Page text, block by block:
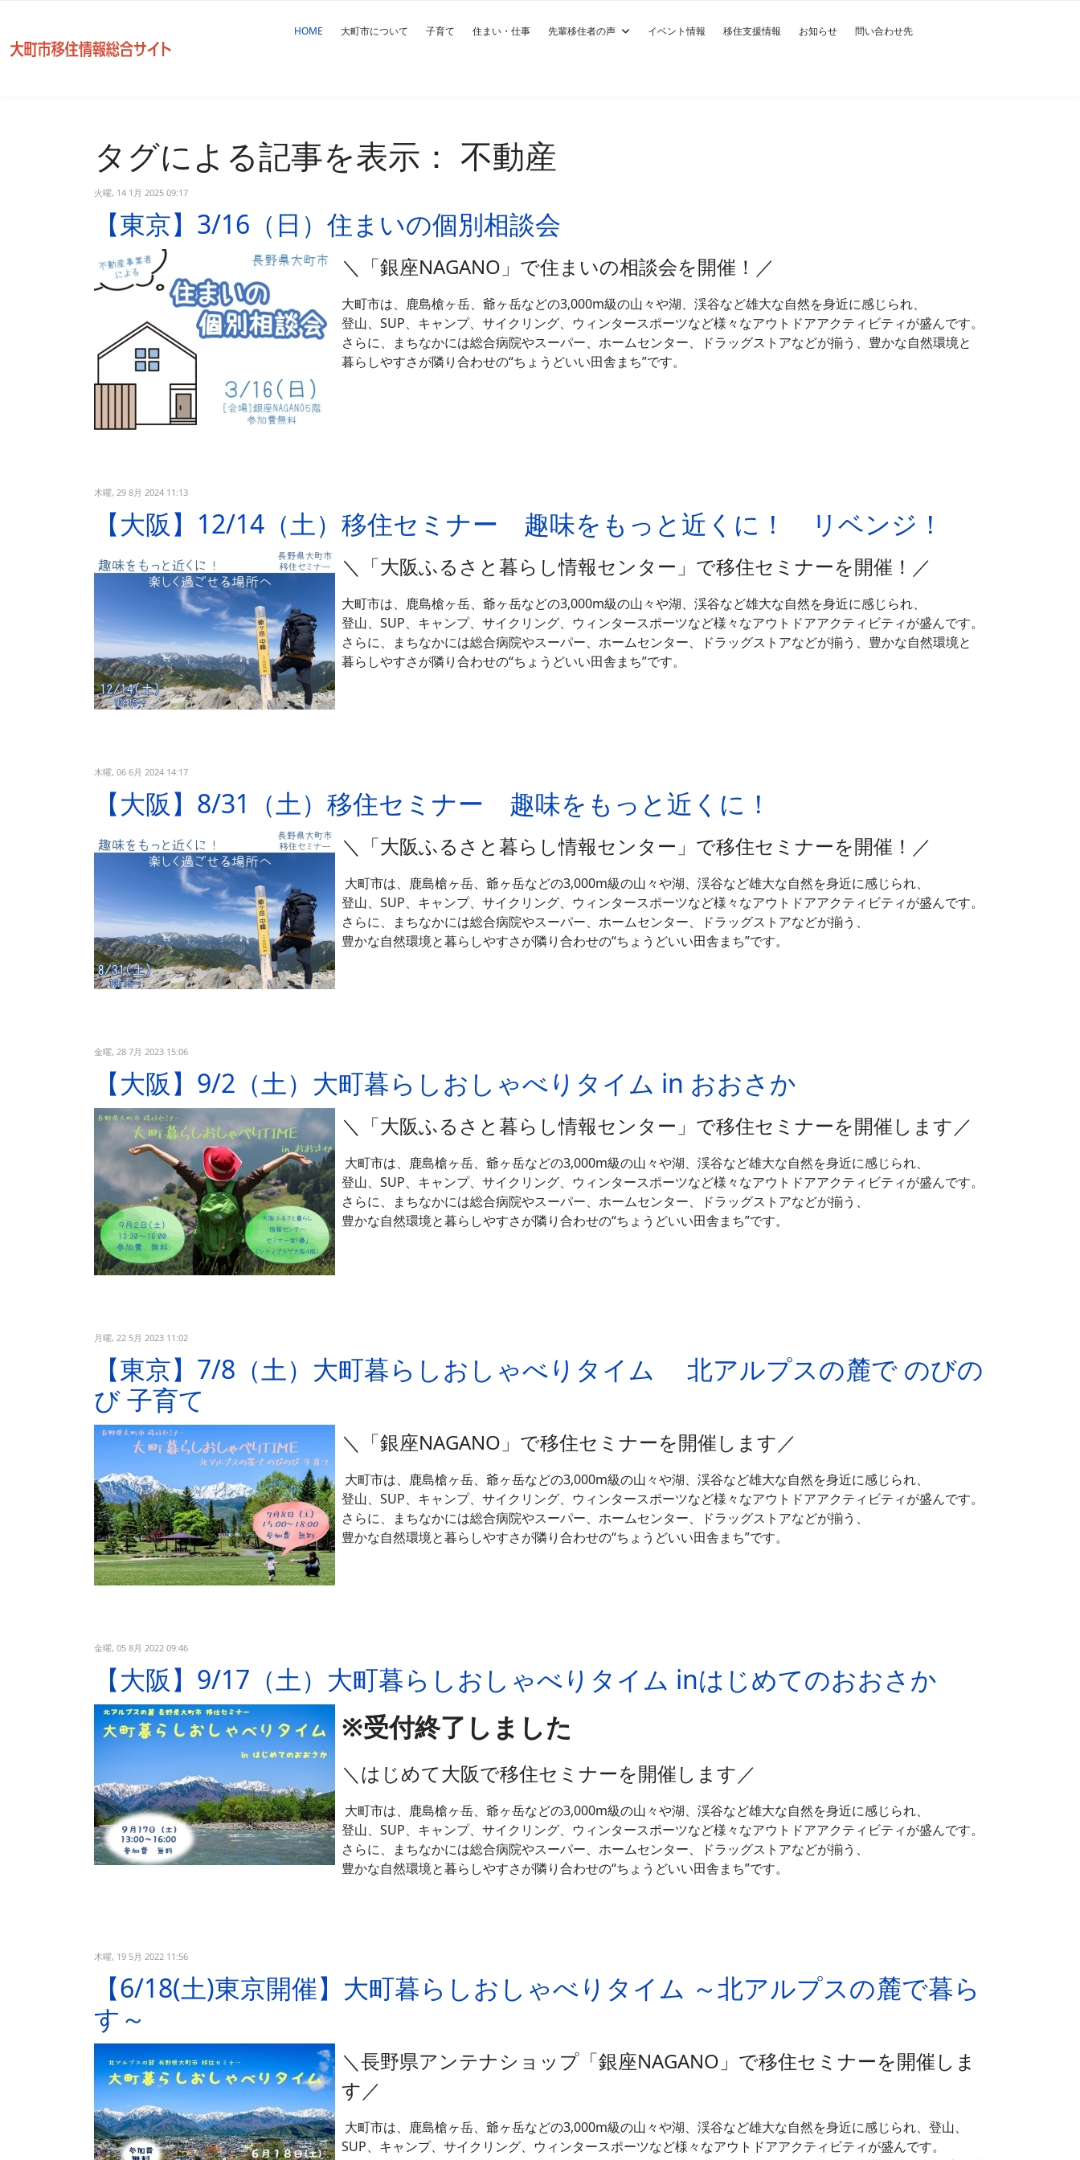
HOME 大町市について 子育て 住まい・仕事 先輩移住者の声 イベント情報 移住支援情報 お知らせ 問い合わせ先
タグによる記事を表示： 不動産
火曜, 14 1月 2025 09:17
【東京】3/16（日）住まいの個別相談会
＼「銀座NAGANO」で住まいの相談会を開催！／
大町市は、鹿島槍ヶ岳、爺ヶ岳などの3,000m級の山々や湖、渓谷など雄大な自然を身近に感じられ、
登山、SUP、キャンプ、サイクリング、ウィンタースポーツなど様々なアウトドアアクティビティが盛んです。
さらに、まちなかには総合病院やスーパー、ホームセンター、ドラッグストアなどが揃う、豊かな自然環境と
暮らしやすさが隣り合わせの“ちょうどいい田舎まち”です。
木曜, 29 8月 2024 11:13
【大阪】12/14（土）移住セミナー 趣味をもっと近くに！ リベンジ！
＼「大阪ふるさと暮らし情報センター」で移住セミナーを開催！／
大町市は、鹿島槍ヶ岳、爺ヶ岳などの3,000m級の山々や湖、渓谷など雄大な自然を身近に感じられ、
登山、SUP、キャンプ、サイクリング、ウィンタースポーツなど様々なアウトドアアクティビティが盛んです。
さらに、まちなかには総合病院やスーパー、ホームセンター、ドラッグストアなどが揃う、豊かな自然環境と
暮らしやすさが隣り合わせの“ちょうどいい田舎まち”です。
木曜, 06 6月 2024 14:17
【大阪】8/31（土）移住セミナー 趣味をもっと近くに！
＼「大阪ふるさと暮らし情報センター」で移住セミナーを開催！／
大町市は、鹿島槍ヶ岳、爺ヶ岳などの3,000m級の山々や湖、渓谷など雄大な自然を身近に感じられ、
登山、SUP、キャンプ、サイクリング、ウィンタースポーツなど様々なアウトドアアクティビティが盛んです。
さらに、まちなかには総合病院やスーパー、ホームセンター、ドラッグストアなどが揃う、
豊かな自然環境と暮らしやすさが隣り合わせの“ちょうどいい田舎まち”です。
金曜, 28 7月 2023 15:06
【大阪】9/2（土）大町暮らしおしゃべりタイム in おおさか
＼「大阪ふるさと暮らし情報センター」で移住セミナーを開催します／
大町市は、鹿島槍ヶ岳、爺ヶ岳などの3,000m級の山々や湖、渓谷など雄大な自然を身近に感じられ、
登山、SUP、キャンプ、サイクリング、ウィンタースポーツなど様々なアウトドアアクティビティが盛んです。
さらに、まちなかには総合病院やスーパー、ホームセンター、ドラッグストアなどが揃う、
豊かな自然環境と暮らしやすさが隣り合わせの“ちょうどいい田舎まち”です。
月曜, 22 5月 2023 11:02
【東京】7/8（土）大町暮らしおしゃべりタイム 北アルプスの麓で のびの
び 子育て
＼「銀座NAGANO」で移住セミナーを開催します／
大町市は、鹿島槍ヶ岳、爺ヶ岳などの3,000m級の山々や湖、渓谷など雄大な自然を身近に感じられ、
登山、SUP、キャンプ、サイクリング、ウィンタースポーツなど様々なアウトドアアクティビティが盛んです。
さらに、まちなかには総合病院やスーパー、ホームセンター、ドラッグストアなどが揃う、
豊かな自然環境と暮らしやすさが隣り合わせの“ちょうどいい田舎まち”です。
金曜, 05 8月 2022 09:46
【大阪】9/17（土）大町暮らしおしゃべりタイム inはじめてのおおさか
※受付終了しました
＼はじめて大阪で移住セミナーを開催します／
大町市は、鹿島槍ヶ岳、爺ヶ岳などの3,000m級の山々や湖、渓谷など雄大な自然を身近に感じられ、
登山、SUP、キャンプ、サイクリング、ウィンタースポーツなど様々なアウトドアアクティビティが盛んです。
さらに、まちなかには総合病院やスーパー、ホームセンター、ドラッグストアなどが揃う、
豊かな自然環境と暮らしやすさが隣り合わせの“ちょうどいい田舎まち”です。
木曜, 19 5月 2022 11:56
【6/18(土)東京開催】大町暮らしおしゃべりタイム ～北アルプスの麓で暮ら
す～
＼長野県アンテナショップ「銀座NAGANO」で移住セミナーを開催しま
す／
大町市は、鹿島槍ヶ岳、爺ヶ岳などの3,000m級の山々や湖、渓谷など雄大な自然を身近に感じられ、登山、
SUP、キャンプ、サイクリング、ウィンタースポーツなど様々なアウトドアアクティビティが盛んです。